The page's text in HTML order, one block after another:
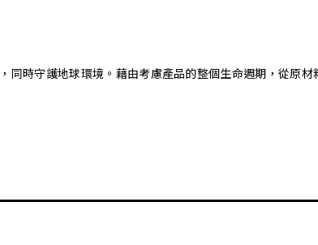
同時守護地球環境。藉由考慮產品的整個生命週期，從原